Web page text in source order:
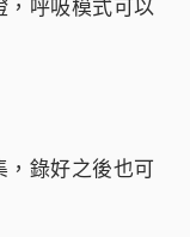
呼吸模式可以
錄好之後也可